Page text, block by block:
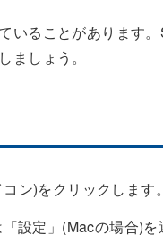
いることがあります
しょう。
ン)をクリックします。
設定」(Macの場合)を